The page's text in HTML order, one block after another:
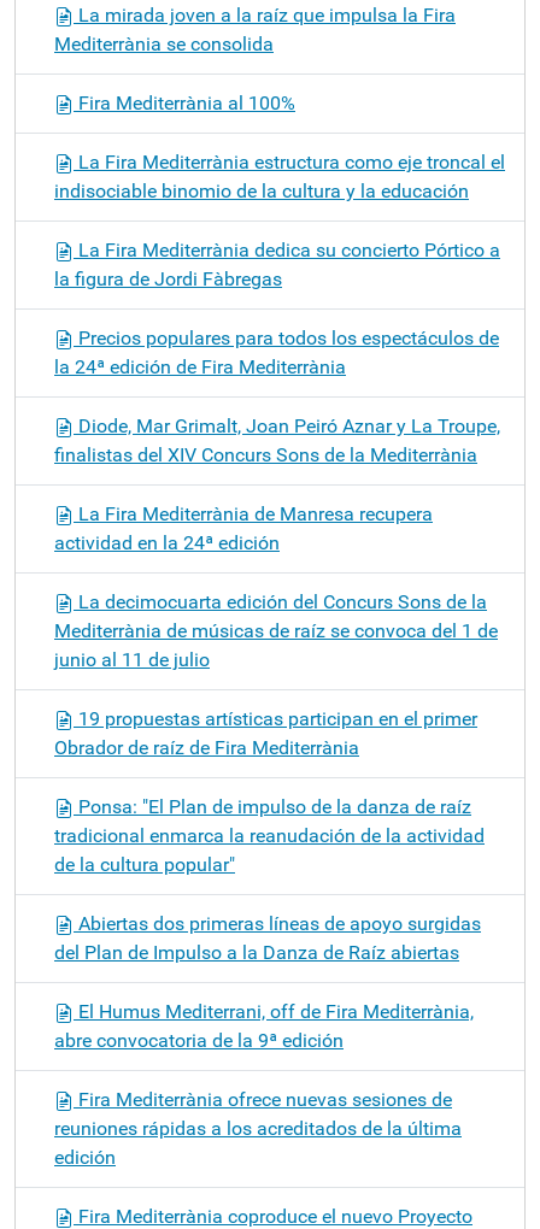
La mirada joven a la raíz que impulsa la Fira
Mediterrània se consolida
Fira Mediterrània al 100%
La Fira Mediterrània estructura como eje troncal el
indisociable binomio de la cultura y la educación
La Fira Mediterrània dedica su concierto Pórtico a
la figura de Jordi Fàbregas
Precios populares para todos los espectáculos de
la 24ª edición de Fira Mediterrània
Diode, Mar Grimalt, Joan Peiró Aznar y La Troupe,
finalistas del XIV Concurs Sons de la Mediterrània
La Fira Mediterrània de Manresa recupera
actividad en la 24ª edición
La decimocuarta edición del Concurs Sons de la
Mediterrània de músicas de raíz se convoca del 1 de
junio al 11 de julio
19 propuestas artísticas participan en el primer
Obrador de raíz de Fira Mediterrània
Ponsa: "El Plan de impulso de la danza de raíz
tradicional enmarca la reanudación de la actividad
de la cultura popular"
Abiertas dos primeras líneas de apoyo surgidas
del Plan de Impulso a la Danza de Raíz abiertas
El Humus Mediterrani, off de Fira Mediterrània,
abre convocatoria de la 9ª edición
Fira Mediterrània ofrece nuevas sesiones de
reuniones rápidas a los acreditados de la última
edición
Fira Mediterrània coproduce el nuevo Proyecto